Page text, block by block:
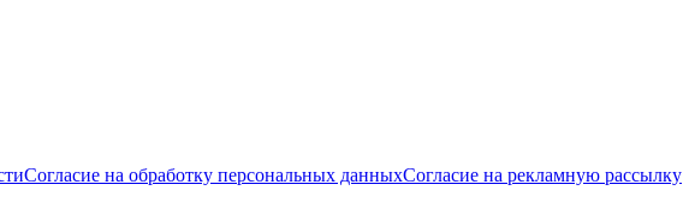
Согласие на обработку персональных данныхСогласие на рекламную рассылку